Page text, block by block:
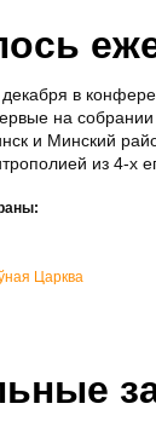
в
на
и Минский
из 4-х
Царква